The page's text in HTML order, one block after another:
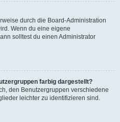
durch die Board-Administration
Wenn du eine eigene
solltest du einen Administrator
farbig dargestellt?
den Benutzergruppen verschiedene
leichter zu identifizieren sind.